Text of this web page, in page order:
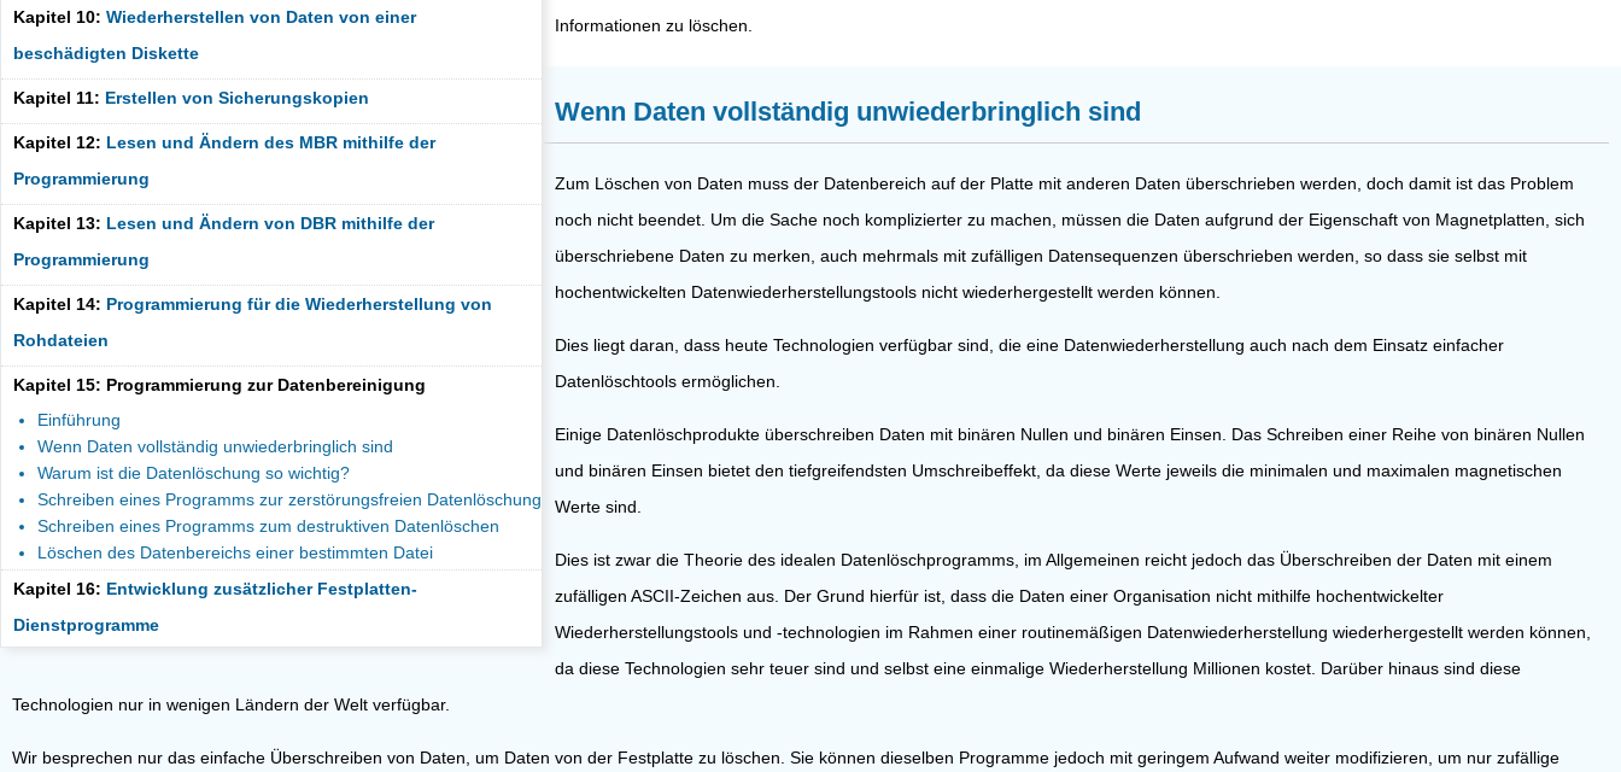
Kapitel 10: Wiederherstellen von Daten von einer
beschädigten Diskette
Kapitel 11: Erstellen von Sicherungskopien
Kapitel 12: Lesen und Ändern des MBR mithilfe der
Programmierung
Kapitel 13: Lesen und Ändern von DBR mithilfe der
Programmierung
Kapitel 14: Programmierung für die Wiederherstellung von
Rohdateien
Kapitel 15: Programmierung zur Datenbereinigung
Einführung
Wenn Daten vollständig unwiederbringlich sind
Warum ist die Datenlöschung so wichtig?
Schreiben eines Programms zur zerstörungsfreien Datenlöschung
Schreiben eines Programms zum destruktiven Datenlöschen
Löschen des Datenbereichs einer bestimmten Datei
Kapitel 16: Entwicklung zusätzlicher Festplatten-
Dienstprogramme
Informationen zu löschen.
Wenn Daten vollständig unwiederbringlich sind
Zum Löschen von Daten muss der Datenbereich auf der Platte mit anderen Daten überschrieben werden, doch damit ist das Problem
noch nicht beendet. Um die Sache noch komplizierter zu machen, müssen die Daten aufgrund der Eigenschaft von Magnetplatten, sich
überschriebene Daten zu merken, auch mehrmals mit zufälligen Datensequenzen überschrieben werden, so dass sie selbst mit
hochentwickelten Datenwiederherstellungstools nicht wiederhergestellt werden können.
Dies liegt daran, dass heute Technologien verfügbar sind, die eine Datenwiederherstellung auch nach dem Einsatz einfacher
Datenlöschtools ermöglichen.
Einige Datenlöschprodukte überschreiben Daten mit binären Nullen und binären Einsen. Das Schreiben einer Reihe von binären Nullen
und binären Einsen bietet den tiefgreifendsten Umschreibeffekt, da diese Werte jeweils die minimalen und maximalen magnetischen
Werte sind.
Dies ist zwar die Theorie des idealen Datenlöschprogramms, im Allgemeinen reicht jedoch das Überschreiben der Daten mit einem
zufälligen ASCII-Zeichen aus. Der Grund hierfür ist, dass die Daten einer Organisation nicht mithilfe hochentwickelter
Wiederherstellungstools und -technologien im Rahmen einer routinemäßigen Datenwiederherstellung wiederhergestellt werden können,
da diese Technologien sehr teuer sind und selbst eine einmalige Wiederherstellung Millionen kostet. Darüber hinaus sind diese
Technologien nur in wenigen Ländern der Welt verfügbar.
Wir besprechen nur das einfache Überschreiben von Daten, um Daten von der Festplatte zu löschen. Sie können dieselben Programme jedoch mit geringem Aufwand weiter modifizieren, um nur zufällige